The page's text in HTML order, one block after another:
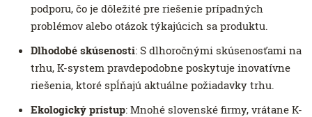
podporu, čo je dôležité pre riešenie prípadných
problémov alebo otázok týkajúcich sa produktu.
Dlhodobé skúsenosti: S dlhoročnými skúsenosťami na
trhu, K-system pravdepodobne poskytuje inovatívne
riešenia, ktoré spĺňajú aktuálne požiadavky trhu.
Ekologický prístup: Mnohé slovenské firmy, vrátane K-